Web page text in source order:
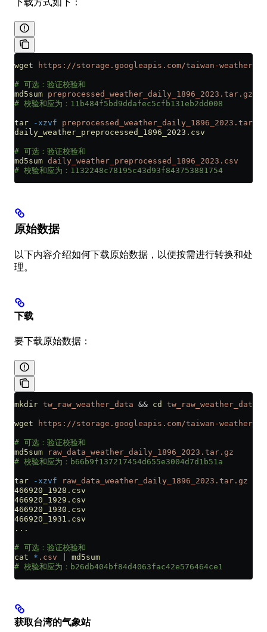
下载方式如下：
wget https://storage.googleapis.com/taiwan-weather-
# 可选：验证校验和
md5sum preprocessed_weather_daily_1896_2023.tar.gz
# 校验和应为：11b484f5bd9ddafec5cfb131eb2dd008
tar -xzvf preprocessed_weather_daily_1896_2023.tar.gz
daily_weather_preprocessed_1896_2023.csv
# 可选：验证校验和
md5sum daily_weather_preprocessed_1896_2023.csv
# 校验和应为：1132248c78195c43d93f843753881754
原始数据
以下内容介绍如何下载原始数据，以便按需进行转换和处
理。
下载
要下载原始数据：
mkdir tw_raw_weather_data && cd tw_raw_weather_data
wget https://storage.googleapis.com/taiwan-weather-
# 可选：验证校验和
md5sum raw_data_weather_daily_1896_2023.tar.gz
# 校验和应为：b66b9f137217454d655e3004d7d1b51a
tar -xzvf raw_data_weather_daily_1896_2023.tar.gz
466920_1928.csv
466920_1929.csv
466920_1930.csv
466920_1931.csv
...
# 可选：验证校验和
cat * .csv
md5sum
# 校验和应为：b26db404bf84d4063fac42e576464ce1
获取台湾的气象站